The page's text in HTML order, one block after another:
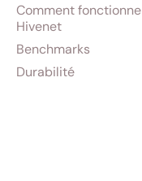
Comment fonctionne
Hivenet
Benchmarks
Durabilité